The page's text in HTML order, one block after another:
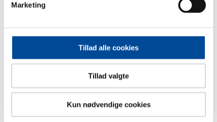
Marketing
Tillad alle cookies
Tillad valgte
Kun nødvendige cookies
Sidst opdateret: 1. juni 2026
Kontakt